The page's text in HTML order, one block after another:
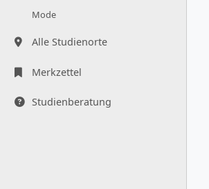
Mode
Alle Studienorte
Merkzettel
Studienberatung